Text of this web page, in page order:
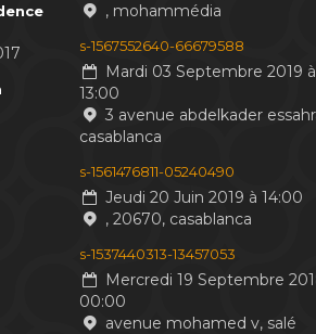
, mohammédia
s-1567552640-66679588
Mardi 03 Septembre 2019 à
13:00
3 avenue abdelkader
casablanca
s-1561476811-05240490
Jeudi 20 Juin 2019 à 14:00
, 20670, casablanca
s-1537440313-13457053
Mercredi 19 Septembre
00:00
avenue mohamed v, salé